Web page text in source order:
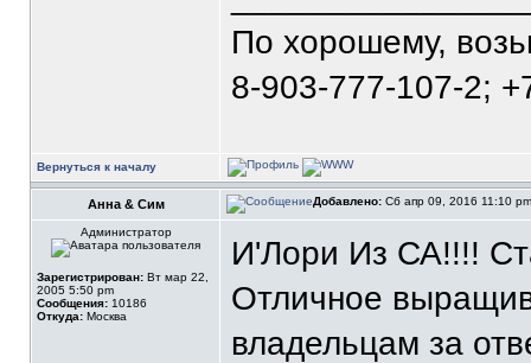
По хорошему,
8-903-777-107-2;
Вернуться к началу
Анна & Сим Добавлено: Сб апр 09, 2016 11:10
Администратор
Зарегистрирован: Вт мар 22,
2005 5:50 pm
Сообщения: 10186
Откуда: Москва
И'Лори Из СА!!!!
Отличное
владельцам за